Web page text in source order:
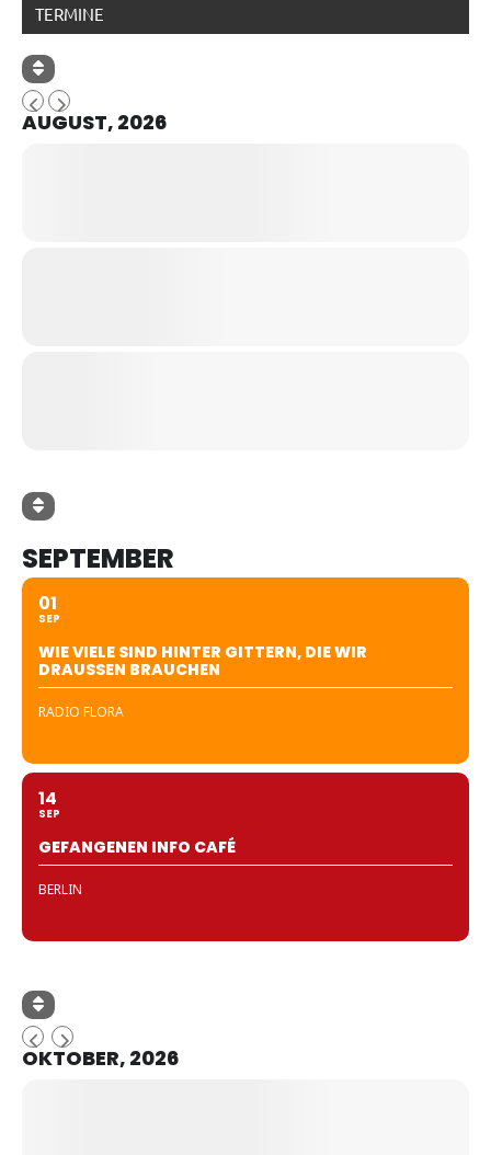
TERMINE
AUGUST, 2026
SEPTEMBER
01
SEP
WIE VIELE SIND HINTER GITTERN, DIE WIR
DRAUSSEN BRAUCHEN
RADIO FLORA
14
SEP
GEFANGENEN INFO CAFÉ
BERLIN
OKTOBER, 2026